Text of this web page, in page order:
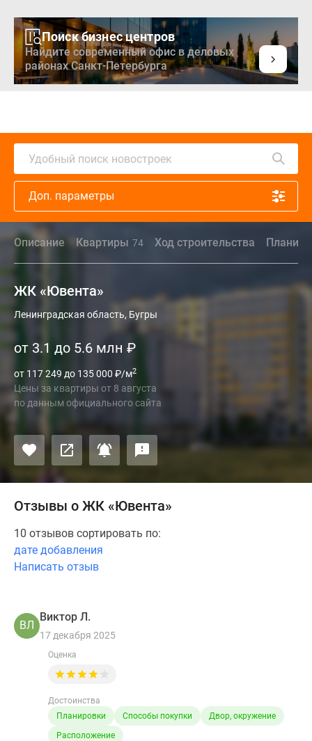
Поиск бизнес центров
Найдите современный офис в деловых
районах Санкт-Петербурга
Удобный поиск новостроек
Доп. параметры
Описание Квартиры 74 Ход строительства
ЖК «Ювента»
Ленинградская область, Бугры
от 3.1 до 5.6 млн ₽
от 117 249 до 135 000 ₽/м2
Цены за квартиры от 8 августа
по данным официального сайта
Отзывы о ЖК «Ювента»
10 отзывов сортировать по:
дате добавления
Написать отзыв
ВЛ
Виктор Л.
17 декабря 2025
Оценка
Достоинства
Планировки
Способы покупки
Двор, окружение
Расположение